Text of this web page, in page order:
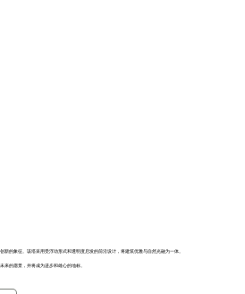
新的象征。该塔采用受浮动形式和透明度启发的前沿设计，将建筑优雅与自然光融为一体。
来的愿景，并将成为进步和雄心的地标。